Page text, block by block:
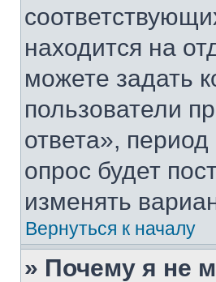
находится на
можете задать
пользователи
ответа»,
опрос будет
изменять
Вернуться к началу
» Почему я не